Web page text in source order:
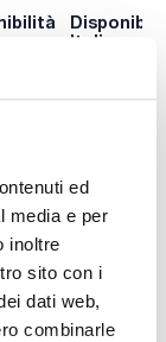
ed
media e per
inoltre
sito con i
dati web,
combinarle
Italia
scorte